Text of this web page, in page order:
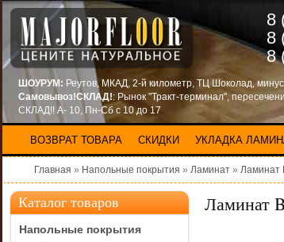
8
8
8
ШОУРУМ: Реутов, МКАД, 2-й километр, ТЦ Шоколад,
Самовывоз!СКЛАД!: Рынок "Тракт-терминал",
СКЛАД!! А- 10, Пн-Сб с 10 до 17
ВОЗВРАТ ТОВАРА СКИДКИ УКЛАДКА
Главная » Напольные покрытия » Ламинат » Ламинат
Каталог товаров
Напольные покрытия
Ламинат